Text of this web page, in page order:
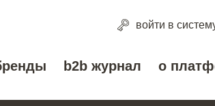
войти в
b2b журнал о